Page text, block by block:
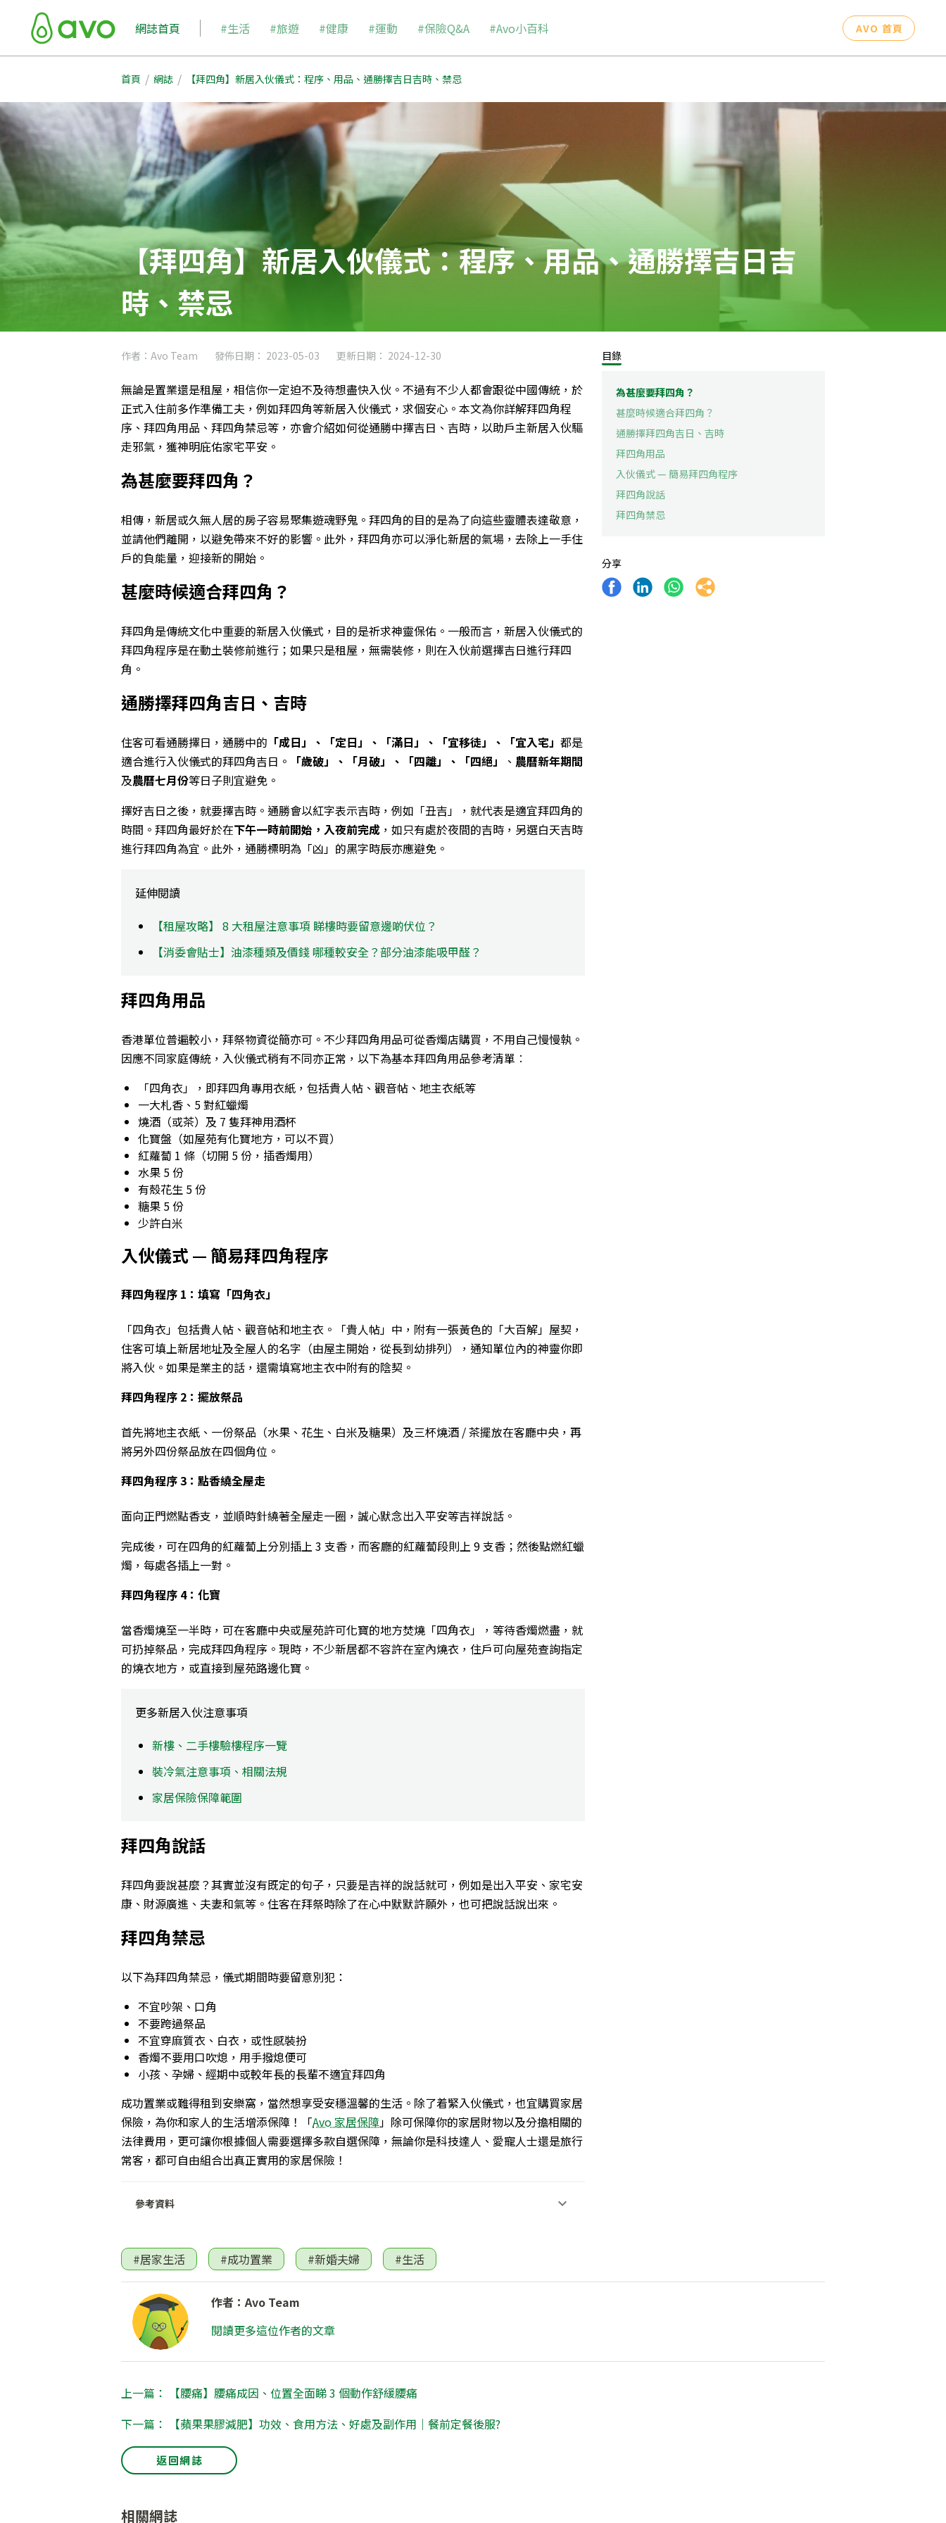
網誌首頁 #生活 #旅遊 #健康 #運動 #保險Q&A #Avo小百科 AVO 首頁
首頁 / 網誌 / 【拜四角】新居入伙儀式：程序、用品、通勝擇吉日吉時、禁忌
【拜四角】新居入伙儀式：程序、用品、通勝擇吉日吉
時、禁忌
作者：Avo Team 發佈日期： 2023-05-03 更新日期： 2024-12-30
無論是置業還是租屋，相信你一定迫不及待想盡快入伙。不過有不少人都會跟從中國傳統 ， 於
正式入住前多作準備工夫，例如拜四角等新居入伙儀式， 求個安心。 本文為你詳解拜四角程
序、拜四角用品、拜四角禁忌等，亦會介紹如何從通勝中擇吉日、吉時，以助戶主新居入伙驅
走邪氣，獲神明庇佑家宅平安。
為甚麼要拜四角？
相傳，新居或久無人居的房子容易聚集遊魂野鬼。拜四角的目的是為了向這些靈體表達敬意，
並請他們離開，以避免帶來不好的影響。此外，拜四角亦可以淨化新居的氣場，去除上一手住
戶的負能量，迎接新的開始。
甚麼時候適合拜四角？
拜四角是傳統文化中重要的新居入伙儀式，目的是祈求神靈保佑。一般而言，新居入伙儀式的
拜四角程序是在動土裝修前進行；如果只是租屋，無需裝修，則在入伙前選擇吉日進行拜四
角。
通勝擇拜四角吉日、吉時
住客可看通勝擇日，通勝中的 「成日」、「定日」、「滿日」、「宜移徒」、「宜入宅」 都是
適合進行入伙儀式的拜四角吉日。
「歲破」、「月破」、「四離」、「四絕」 、 農曆新年期間
及農曆七月份等日子則宜避免。
擇好吉日之後，就要擇吉時。通勝會以紅字表示吉時，例如「丑吉」，就代表是適宜拜四角的
時間。拜四角最好於在下午一時前開始，入夜前完成 ，如只有處於夜間的吉時，另選白天吉時
進行拜四角為宜。此外，通勝標明為「凶」的黑字時辰亦應避免。
延伸閱讀
【租屋攻略】 8 大租屋注意事項 睇樓時要留意邊啲伏位？
【消委會貼士】油漆種類及價錢 哪種較安全？部分油漆能吸甲醛？
拜四角用品
香港單位普遍較小，拜祭物資從簡亦可。不少拜四角用品可從香燭店購買，不用自己慢慢執。
因應不同家庭傳統，入伙儀式稍有不同亦正常，以下為基本拜四角用品參考清單︰
「四角衣」，即拜四角專用衣紙，包括貴人帖、觀音帖、地主衣紙等
一大札香、5 對紅蠟燭
燒酒（或茶）及 7 隻拜神用酒杯
化寶盤（如屋苑有化寶地方，可以不買）
紅蘿蔔 1 條（切開 5 份，插香燭用）
水果 5 份
有殼花生 5 份
糖果 5 份
少許白米
入伙儀式 — 簡易拜四角程序
拜四角程序 1：填寫「四角衣」
「四角衣」包括貴人帖、觀音帖和地主衣。「貴人帖」中，附有一張黃色的「大百解」屋契，
住客可填上新居地址及全屋人的名字（由屋主開始，從長到幼排列），通知單位內的神靈你即
將入伙。如果是業主的話，還需填寫地主衣中附有的陰契。
拜四角程序 2：擺放祭品
首先將地主衣紙、一份祭品（水果、花生、白米及糖果）及三杯燒酒 / 茶擺放在客廳中央，再
將另外四份祭品放在四個角位。
拜四角程序 3：點香繞全屋走
面向正門燃點香支，並順時針繞著全屋走一圈，誠心默念出入平安等吉祥說話。
完成後，可在四角的紅蘿蔔上分別插上 3 支香，而客廳的紅蘿蔔段則上 9 支香；然後點燃紅蠟
燭，每處各插上一對。
拜四角程序 4：化寶
當香燭燒至一半時，可在客廳中央或屋苑許可化寶的地方焚燒「四角衣」，等待香燭燃盡，就
可扔掉祭品，完成拜四角程序。現時，不少新居都不容許在室內燒衣，住戶可向屋苑查詢指定
的燒衣地方，或直接到屋苑路邊化寶。
更多新居入伙注意事項
新樓、二手樓驗樓程序一覽
裝冷氣注意事項、相關法規
家居保險保障範圍
拜四角說話
拜四角要說甚麼？其實並沒有既定的句子，只要是吉祥的說話就可，例如是出入平安、家宅安
康、財源廣進、夫妻和氣等。住客在拜祭時除了在心中默默許願外，也可把說話說出來。
拜四角禁忌
以下為拜四角禁忌，儀式期間時要留意別犯：
不宜吵架、口角
不要跨過祭品
不宜穿麻質衣、白衣，或性感裝扮
香燭不要用口吹熄，用手撥熄便可
小孩、孕婦、經期中或較年長的長輩不適宜拜四角
成功置業或難得租到安樂窩，當然想享受安穩溫馨的生活。除了着緊入伙儀式，也宜購買家居
保險，為你和家人的生活增添保障！「Avo 家居保障」除可保障你的家居財物以及分擔相關的
法律費用，更可讓你根據個人需要選擇多款自選保障，無論你是科技達人、愛寵人士還是旅行
常客，都可自由組合出真正實用的家居保險！
參考資料
目錄
為甚麼要拜四角？
甚麼時候適合拜四角？
通勝擇拜四角吉日、吉時
拜四角用品
入伙儀式 — 簡易拜四角程序
拜四角說話
拜四角禁忌
分享
#居家生活 #成功置業 #新婚夫婦 #生活
作者：Avo Team
閱讀更多這位作者的文章
上一篇： 【腰痛】腰痛成因、位置全面睇 3 個動作舒緩腰痛
下一篇： 【蘋果果膠減肥】功效、食用方法、好處及副作用｜餐前定餐後服?
返回網誌
相關網誌